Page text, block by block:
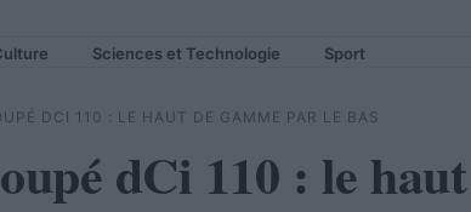
Sciences et Technologie Sport
DCI 110 : LE HAUT DE GAMME PAR LE BAS
dCi 110 : le haut